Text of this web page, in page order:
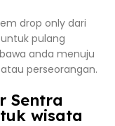
drop only dari
pulang
anda menuju
perseorangan.
Sentra
wisata